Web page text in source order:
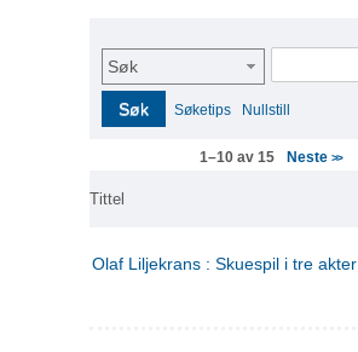
Søk
Søk Søketips Nullstill
1–10 av 15 Neste>>
Tittel
Olaf Liljekrans : Skuespil i tre akter